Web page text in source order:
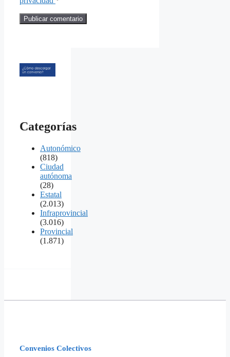
Categorías
Autonómico
(818)
Ciudad
autónoma
(28)
Estatal
(2.013)
Infraprovincial
(3.016)
Provincial
(1.871)
Convenios Colectivos